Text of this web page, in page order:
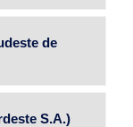
de
S.A.)